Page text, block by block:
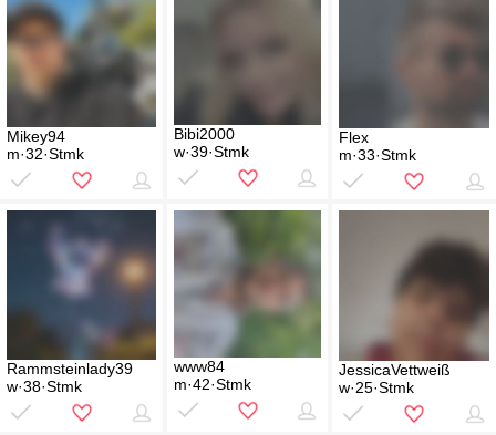
Mikey94
m·32·Stmk
Bibi2000
w·39·Stmk
Flex
m·33·Stmk
Rammsteinlady39
w·38·Stmk
www84
m·42·Stmk
JessicaVettweiß
w·25·Stmk